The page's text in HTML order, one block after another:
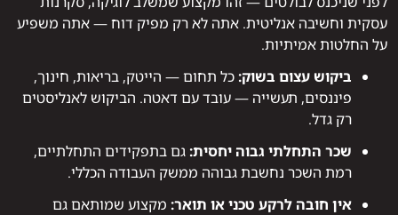
עסקית וחשיבה אנליטית. אתה לא רק מפיק דוח — אתה משפיע
על החלטות אמיתיות.
ביקוש עצום בשוק:כל תחום — הייטק, בריאות, חינוך,
פיננסים, תעשייה — עובד עם דאטה. הביקוש לאנליסטים
רק גדל.
שכר התחלתי גבוה יחסית:גם בתפקידים התחלתיים,
רמת השכר נחשבת גבוהה ממשק העבודה הכללי.
אין חובה לרקע טכני או תואר: מקצוע שמותאם גם